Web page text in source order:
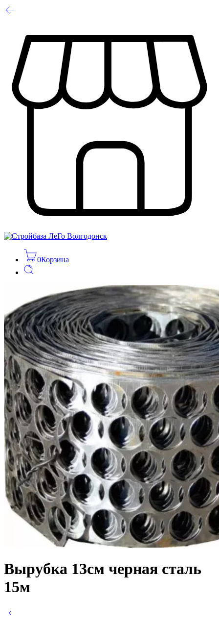
0Корзина
Вырубка 13см черная сталь
15м